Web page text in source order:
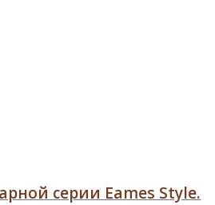
серии Eames Style.